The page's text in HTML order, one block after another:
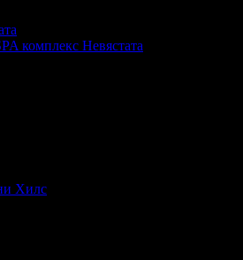
комплекс Невястата
Хилс